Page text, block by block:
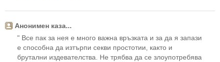
Анонимен каза...
" Все пак за нея е много важна връзката и за да я запази
е способна да изтърпи секви простотии, както и
брутални издевателства. Не трябва да се злоупотребява